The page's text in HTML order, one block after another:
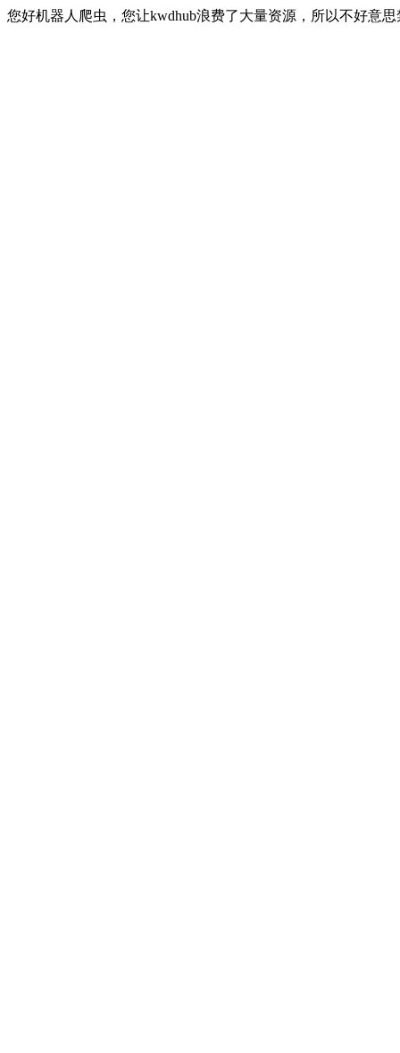
您好机器人爬虫，您让kwdhub浪费了大量资源，所以不好意